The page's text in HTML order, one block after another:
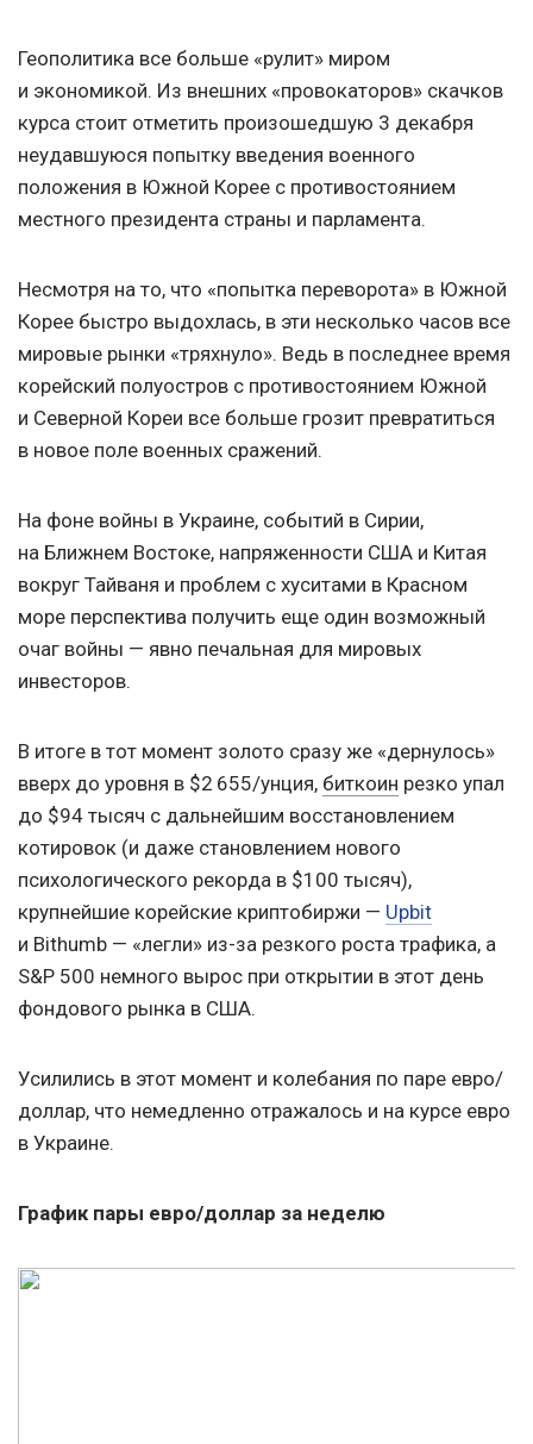
Геополитика все больше «рулит» миром
и экономикой. Из внешних «провокаторов» скачков
курса стоит отметить произошедшую 3 декабря
неудавшуюся попытку введения военного
положения в Южной Корее с противостоянием
местного президента страны и парламента.
Несмотря на то, что «попытка переворота» в Южной
Корее быстро выдохлась, в эти несколько часов все
мировые рынки «тряхнуло». Ведь в последнее время
корейский полуостров с противостоянием Южной
и Северной Кореи все больше грозит превратиться
в новое поле военных сражений.
На фоне войны в Украине, событий в Сирии,
на Ближнем Востоке, напряженности США и Китая
вокруг Тайваня и проблем с хуситами в Красном
море перспектива получить еще один возможный
очаг войны — явно печальная для мировых
инвесторов.
В итоге в тот момент золото сразу же «дернулось»
вверх до уровня в $2 655/унция, биткоин резко упал
до $94 тысяч с дальнейшим восстановлением
котировок (и даже становлением нового
психологического рекорда в $100 тысяч),
крупнейшие корейские криптобиржи — Upbit
и Bithumb — «легли» из-за резкого роста трафика, а
S&P 500 немного вырос при открытии в этот день
фондового рынка в США.
Усилились в этот момент и колебания по паре евро/
доллар, что немедленно отражалось и на курсе евро
в Украине.
График пары евро/доллар за неделю